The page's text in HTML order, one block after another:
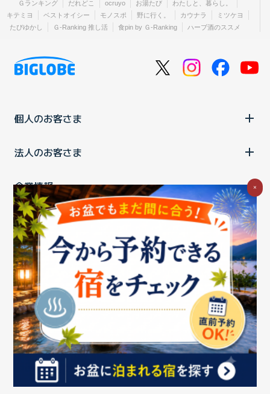
Ｇランキング だれどこ ocruyo お湯たび
わたしと、暮らし。
キテミヨ
ベストオイシー モノスポ 野に行く。 カウナラ
ミツケヨ
たびゆかし
Ｇ-Ranking 推し活 食pin by Ｇ-Ranking ハーブ酒のススメ
個人のお客さま
法人のお客さま
企業情報
ご利用中の方
お問い合わせ消費税の表示 ウェブアクセシビリティの取り組み
個人情報保護ポリシープライバシーポータル
Cookieポリシー
特定商取引法に基づく表記情報セキュリティ基本方針
商標についてBIGLOBEトップ
Copyright ©BIGLOBE Inc. 2026.All rights reserved.
×